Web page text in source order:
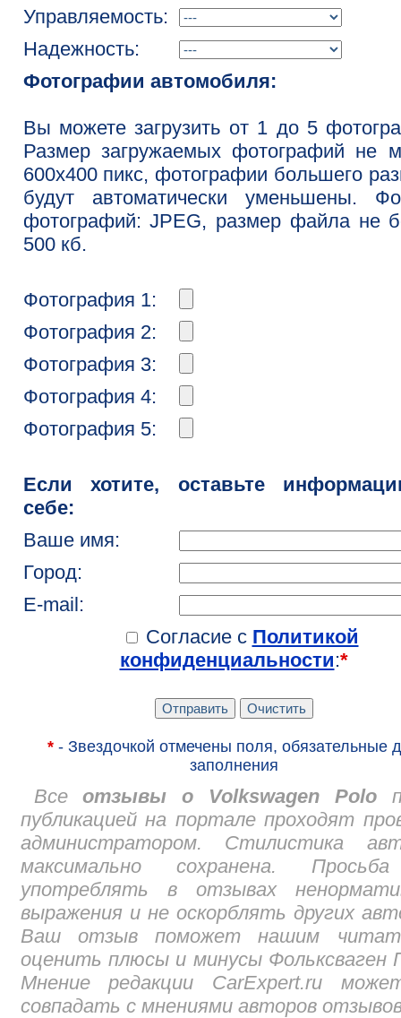
Управляемость:
Надежность:
Фотографии автомобиля:
Вы можете загрузить от 1 до 5
Размер загружаемых фотографий не
600x400 пикс, фотографии большего
будут автоматически уменьшены.
фотографий: JPEG, размер файла не
500 кб.
Фотография 1:
Фотография 2:
Фотография 3:
Фотография 4:
Фотография 5:
Если хотите, оставьте
себе:
Ваше имя:
Город:
E-mail:
Согласие с Политикой
конфиденциальности:*
*- Звездочкой отмечены поля, обязательные
заполнения
Всеотзывы о Volkswagen Polo
публикацией на портале проходят
администратором. Стилистика
максимально сохранена.
употреблять в отзывах
выражения и не оскорблять других
Ваш отзыв поможет нашим
оценить плюсы и минусы Фольксваген
Мнение редакции CarExpert.ru
совпадать с мнениями авторов